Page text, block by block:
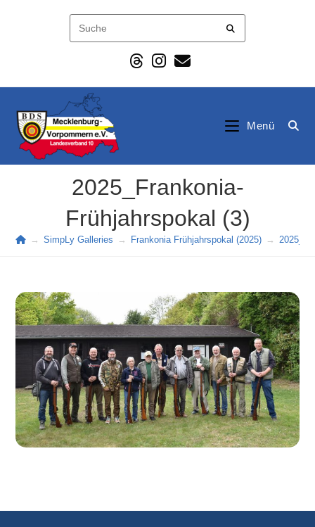
Menü
2025_Frankonia-
Frühjahrspokal (3)
→ SimpLy Galleries → Frankonia Frühjahrspokal (2025) →